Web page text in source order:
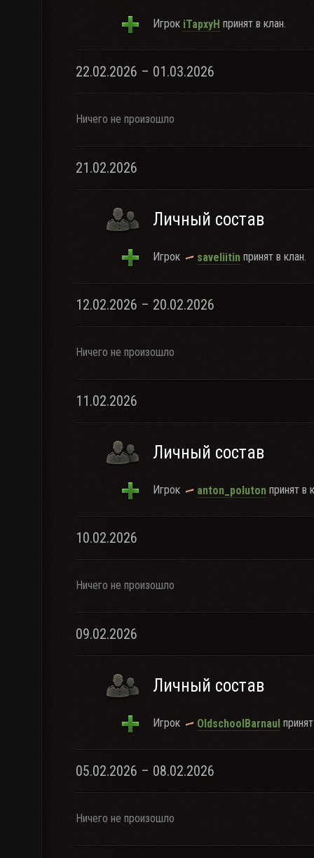
Игрок iTapxyH принят в клан.
22.02.2026 – 01.03.2026
Ничего не произошло
21.02.2026
Личный состав
Игрок saveliitin принят в клан.
12.02.2026 – 20.02.2026
Ничего не произошло
11.02.2026
Личный состав
Игрок anton_poluton принят в
10.02.2026
Ничего не произошло
09.02.2026
Личный состав
Игрок OldschoolBarnaul
05.02.2026 – 08.02.2026
Ничего не произошло